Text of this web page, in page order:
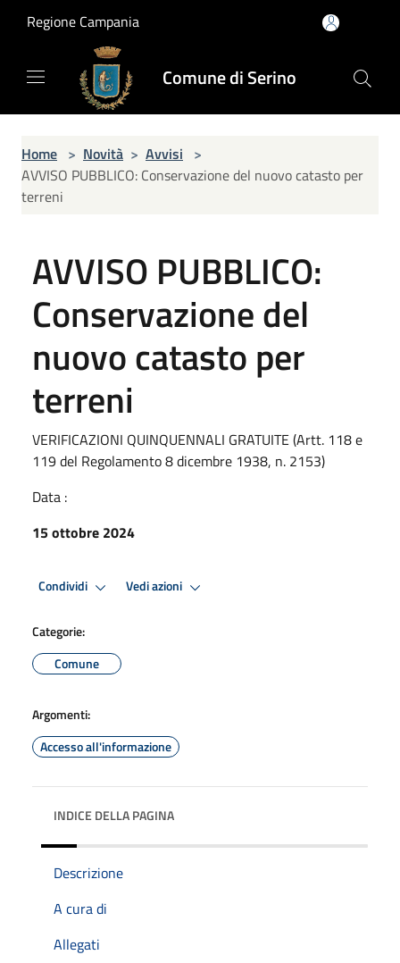
Regione Campania
Comune di Serino
Home > Novità > Avvisi >
AVVISO PUBBLICO: Conservazione del nuovo catasto per
terreni
AVVISO PUBBLICO:
Conservazione del
nuovo catasto per
terreni
VERIFICAZIONI QUINQUENNALI GRATUITE (Artt. 118 e
119 del Regolamento 8 dicembre 1938, n. 2153)
Data :
15 ottobre 2024
Condividi Vedi azioni
Categorie:
Comune
Argomenti:
Accesso all'informazione
INDICE DELLA PAGINA
Descrizione
A cura di
Allegati